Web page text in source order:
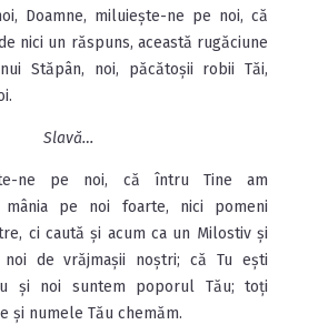
Doamne, miluiește-ne pe noi, că
nici un răspuns, această rugăciune
Stăpân, noi, păcătoșii robii Tăi,
Slavă…
ne pe noi, că întru Tine am
mânia pe noi foarte, nici pomeni
ci caută și acum ca un Milostiv și
de vrăjmașii noștri; că Tu ești
și noi suntem poporul Tău; toți
și numele Tău chemăm.